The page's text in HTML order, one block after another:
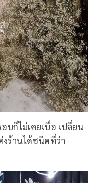
บก็ไม่เคยเบื่อ เปลี่ยน
งร้านได้ชนิดที่ว่า